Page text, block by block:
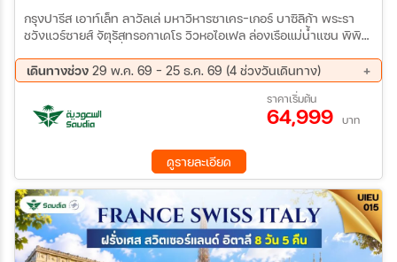
กรุงปารีส เอาท์เล็ท ลาวัลเล่ มหาวิหารซาเคร-เกอร์ บาซิลิก้า พระรา
ชวังแวร์ซายส์ จัตุรัสทรอกาเดโร วิวหอไอเฟล ล่องเรือแม่น้ำแซน พิพิธ
ลีเซ เมืองดีจอง เมืองกรินเดลวัลด์ เคเบิ้ลคาร์ Eiger Express ธารน้ำ
แข็ง ยอดเขาจุงเฟรา ถ้ำน้ำแข็ง ลานสฟิงซ์ เมืองเลาเทอร์บรุนเนิน น้ำ
ตกชเตาบ์บาค เมืองลูเซิร์น อนุสาวรีย์สิงโต สะพานไม้ชาเปล เขตเมือง
เก่าลูเซิร์น ทะเลสาบโคโม เมืองมิลาน มหาวิหารดูโอโม่มิลาน ห้างกัลเลรี
เดินทางช่วง 29 พ.ค. 69 - 25 ธ.ค. 69 (4 ช่วงวันเดินทาง)
23 ต.ค. 69 - 30 ต.ค. 69
04 ธ.ค. 69 - 11 ธ.ค. 69
18 ธ.ค. 69 - 25 ธ.ค. 69
ราคาเริ่มต้น
64,999 บาท
ดูรายละเอียด